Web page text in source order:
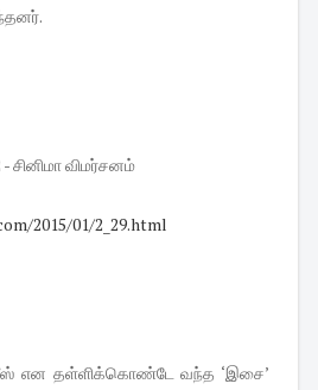
சினிமா விமர்சனம்
2015/01/2_29.html
என தள்ளிக்கொண்டே வந்த ‘இசை’